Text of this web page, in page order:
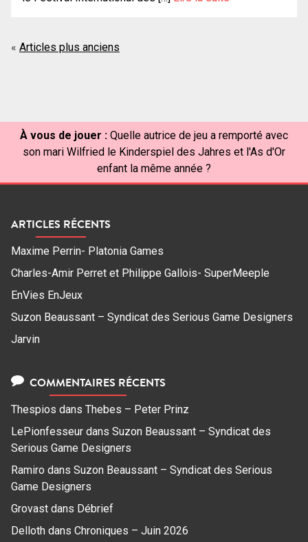
Navigation
Articles plus anciens
À vous de jouer : Quelle autrice de jeu a remporté avec
son mari Wilfried le Kinderspiel des Jahres et l'As d'Or
enfant la même année ?
ARTICLES RÉCENTS
Maxime Perrin- Platonia Games
Charles-Amir Perret et Philippe Gallois- SuperMeeple
EnVies EnJeux
Suzon Beaussant – Syndicat des Serious Game Designers
Jarvin
COMMENTAIRES RÉCENTS
Thespios dans Thebes – Peter Prinz
LePionfesseur dans Suzon Beaussant – Syndicat des
Serious Game Designers
Ramiro dans Suzon Beaussant – Syndicat des Serious
Game Designers
Grovast dans Débrief
Delloth dans Chroniques – Juin 2026